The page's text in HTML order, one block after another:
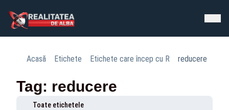
Acasă Etichete Etichete care încep cu R reducere
Tag: reducere
Toate etichetele